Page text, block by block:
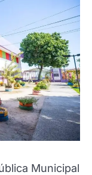
Municipal